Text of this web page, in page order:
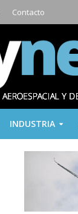
Contacto
INDUSTRIA